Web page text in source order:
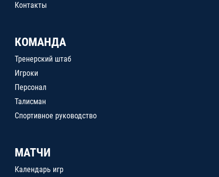
Контакты
КОМАНДА
Тренерский штаб
Игроки
Персонал
Талисман
Спортивное руководство
МАТЧИ
Календарь игр